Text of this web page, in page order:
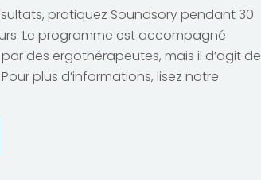
pratiquez Soundsory pendant 30
Le programme est accompagné
des ergothérapeutes, mais il d’agit de
plus d’informations, lisez notre